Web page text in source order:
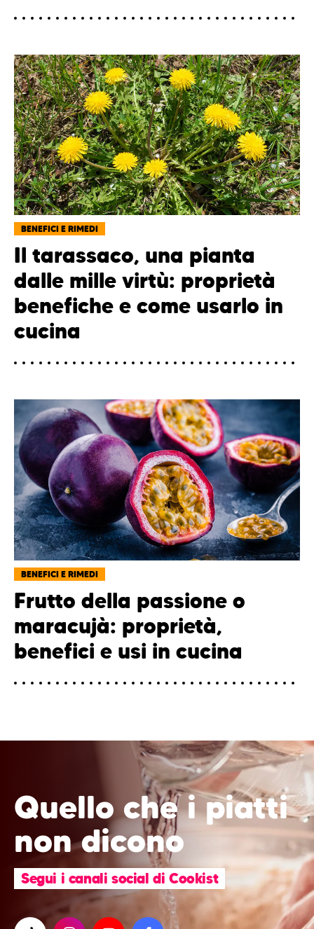
BENEFICI E RIMEDI
Il tarassaco, una pianta
dalle mille virtù: proprietà
benefiche e come usarlo in
cucina
BENEFICI E RIMEDI
Frutto della passione o
maracujà: proprietà,
benefici e usi in cucina
Quello che i piatti
non dicono
Segui i canali social di Cookist